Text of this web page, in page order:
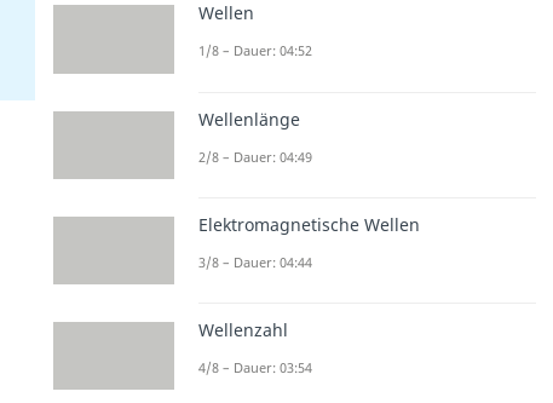
Wellen
1/8 – Dauer: 04:52
Wellenlänge
2/8 – Dauer: 04:49
Elektromagnetische Wellen
3/8 – Dauer: 04:44
Wellenzahl
4/8 – Dauer: 03:54